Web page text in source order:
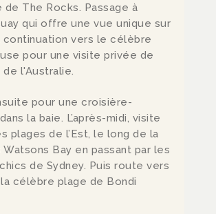
de The Rocks. Passage à
qui offre une vue unique sur
vers le célèbre
pour une visite privée de
l'Australie.
pour une croisière-
la baie. L’après-midi, visite
plages de l’Est, le long de la
Bay en passant par les
de Sydney. Puis route vers
célèbre plage de Bondi